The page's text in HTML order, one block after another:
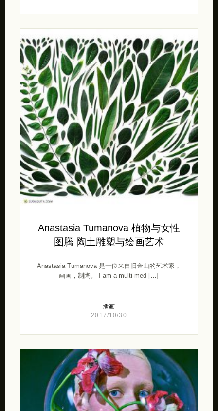
Anastasia Tumanova 植物与女性
图腾 陶土雕塑与绘画艺术
Anastasia Tumanova 是一位来自旧金山的艺术家，
画画，制陶。 I am a multi-med […]
插画
2017/10/30